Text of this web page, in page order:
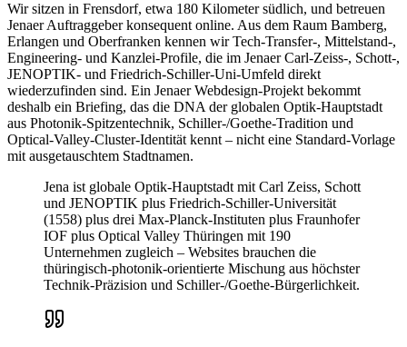
Wir sitzen in Frensdorf, etwa 180 Kilometer südlich, und betreuen
Jenaer Auftraggeber konsequent online. Aus dem Raum Bamberg,
Erlangen und Oberfranken kennen wir Tech-Transfer-, Mittelstand-,
Engineering- und Kanzlei-Profile, die im Jenaer Carl-Zeiss-, Schott-,
JENOPTIK- und Friedrich-Schiller-Uni-Umfeld direkt
wiederzufinden sind. Ein Jenaer Webdesign-Projekt bekommt
deshalb ein Briefing, das die DNA der globalen Optik-Hauptstadt
aus Photonik-Spitzentechnik, Schiller-/Goethe-Tradition und
Optical-Valley-Cluster-Identität kennt – nicht eine Standard-Vorlage
mit ausgetauschtem Stadtnamen.
Jena ist globale Optik-Hauptstadt mit Carl Zeiss, Schott
und JENOPTIK plus Friedrich-Schiller-Universität
(1558) plus drei Max-Planck-Instituten plus Fraunhofer
IOF plus Optical Valley Thüringen mit 190
Unternehmen zugleich – Websites brauchen die
thüringisch-photonik-orientierte Mischung aus höchster
Technik-Präzision und Schiller-/Goethe-Bürgerlichkeit.